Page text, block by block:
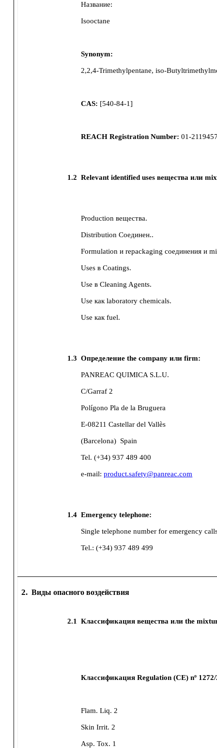
Название:
Isooctane
Synonym:
2,2,4-Trimethylpentane, iso-
CAS: [540-84-1]
REACH Registration Number: 01-
1.2 Relevant identified uses вещества или
Production вещества.
Distribution Соединен..
Formulation и repackaging соединения и
Uses в Coatings.
Use в Cleaning Agents.
Use как laboratory chemicals.
Use как fuel.
1.3 Определение the company или firm:
PANREAC QUIMICA S.L.U.
C/Garraf 2
Polígono Pla de la Bruguera
E-08211 Castellar del Vallès
(Barcelona) Spain
Tel. (+34) 937 489 400
e-mail:product.safety@panreac.com
1.4 Emergency telephone:
Single telephone number for emergency
Tel.: (+34) 937 489 499
2. Виды опасного воздействия
2.1 Классификация вещества или the
Классификация Regulation (CE) nº
Flam. Liq. 2
Skin Irrit. 2
Asp. Tox. 1